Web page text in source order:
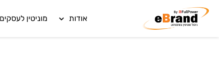
אודות מוניטין לעסקים